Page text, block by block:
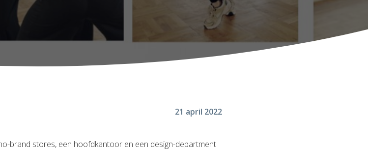
21 april 2022
brand stores, een hoofdkantoor en een design-department